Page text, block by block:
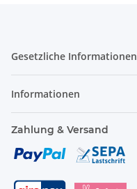
Gesetzliche Informationen
Informationen
Zahlung & Versand